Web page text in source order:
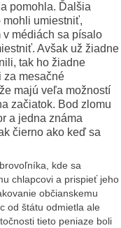
pomohla. Ďalšia
mohli umiestniť,
médiách sa písalo
Avšak už žiadne
tak ho žiadne
za mesačné
majú veľa možností
začiatok. Bod zlomu
a jedna známa
čierno ako keď sa
kde sa
chlapcovi a prispieť jeho
občianskemu
od štátu odmietla ale
tieto peniaze boli